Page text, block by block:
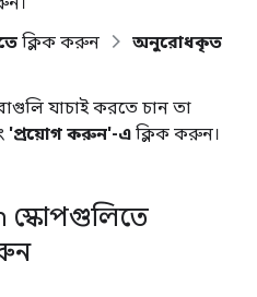
ক্লিক করুন
অনুরোধকৃত
যাচাই করতে চান তা
'প্রয়োগ করুন'-এ ক্লিক করুন।
স্কোপগুলিতে